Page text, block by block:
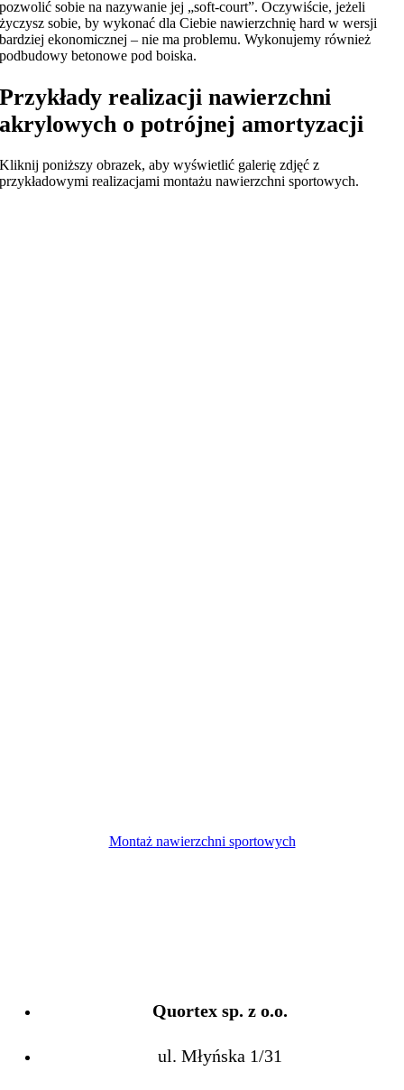
pozwolić sobie na nazywanie jej „soft-court”. Oczywiście, jeżeli
życzysz sobie, by wykonać dla Ciebie nawierzchnię hard w wersji
bardziej ekonomicznej – nie ma problemu. Wykonujemy również
podbudowy betonowe pod boiska.
Przykłady realizacji nawierzchni
akrylowych o potrójnej amortyzacji
Kliknij poniższy obrazek, aby wyświetlić galerię zdjęć z
przykładowymi realizacjami montażu nawierzchni sportowych.
Montaż nawierzchni sportowych
Quortex sp. z o.o.
ul. Młyńska 1/31